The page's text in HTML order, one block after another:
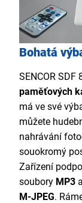
Bohatá
SENCOR
paměťových
má ve své
můžete
nahrávání
souokromý
Zařízení
soubory MP3
M-JPEG.